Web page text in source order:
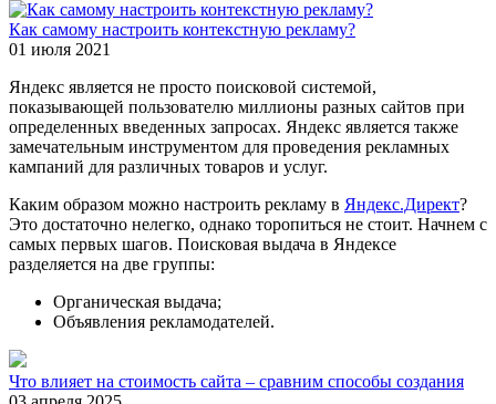
Как самому настроить контекстную рекламу?
01 июля 2021
Яндекс является не просто поисковой системой,
показывающей пользователю миллионы разных сайтов при
определенных введенных запросах. Яндекс является также
замечательным инструментом для проведения рекламных
кампаний для различных товаров и услуг.
Каким образом можно настроить рекламу в Яндекс.Директ?
Это достаточно нелегко, однако торопиться не стоит. Начнем с
самых первых шагов. Поисковая выдача в Яндексе
разделяется на две группы:
Органическая выдача;
Объявления рекламодателей.
Что влияет на стоимость сайта – сравним способы создания